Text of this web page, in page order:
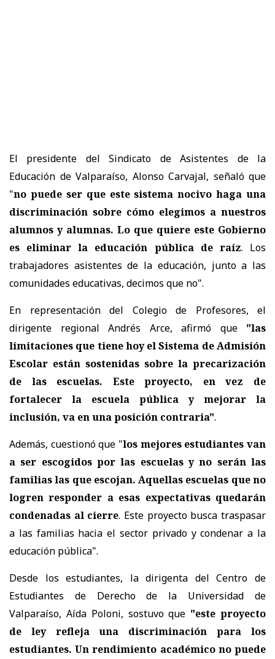
El presidente del Sindicato de Asistentes de la
Educación de Valparaíso, Alonso Carvajal, señaló que
"no puede ser que este sistema nocivo haga una
discriminación sobre cómo elegimos a nuestros
alumnos y alumnas. Lo que quiere este Gobierno
es eliminar la educación pública de raíz. Los
trabajadores asistentes de la educación, junto a las
comunidades educativas, decimos que no".
En representación del Colegio de Profesores, el
dirigente regional Andrés Arce, afirmó que
"las
limitaciones que tiene hoy el Sistema de Admisión
Escolar están sostenidas sobre la precarización
de las escuelas. Este proyecto, en vez de
fortalecer la escuela pública y mejorar la
inclusión, va en una posición contraria".
Además, cuestionó que "los mejores estudiantes van
a ser escogidos por las escuelas y no serán las
familias las que escojan. Aquellas escuelas que no
logren responder a esas expectativas quedarán
condenadas al cierre. Este proyecto busca traspasar
a las familias hacia el sector privado y condenar a la
educación pública".
Desde los estudiantes, la dirigenta del Centro de
Estudiantes de Derecho de la Universidad de
Valparaíso, Aída Poloni, sostuvo que "este proyecto
de ley refleja una discriminación para los
estudiantes. Un rendimiento académico no puede